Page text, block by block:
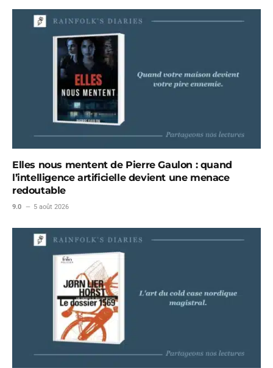
Elles nous mentent de Pierre Gaulon : quand
l’intelligence artificielle devient une menace
redoutable
9.0 5 août 2026